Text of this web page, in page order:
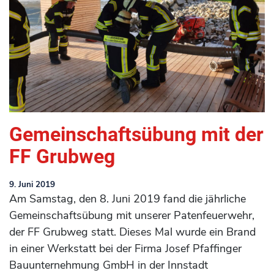
Gemeinschaftsübung mit der
FF Grubweg
9. Juni 2019
Am Samstag, den 8. Juni 2019 fand die jährliche
Gemeinschaftsübung mit unserer Patenfeuerwehr,
der FF Grubweg statt. Dieses Mal wurde ein Brand
in einer Werkstatt bei der Firma Josef Pfaffinger
Bauunternehmung GmbH in der Innstadt